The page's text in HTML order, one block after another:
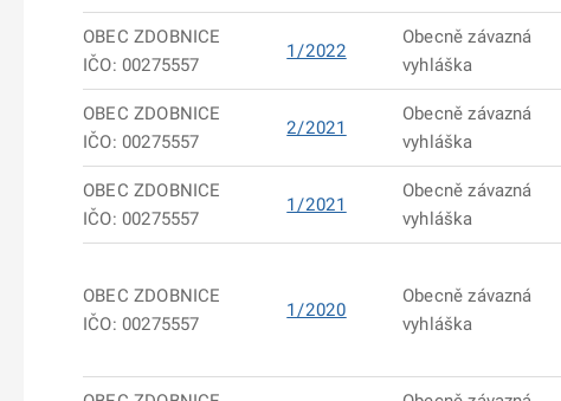
OBEC ZDOBNICE
IČO: 00275557
1/2022
Obecně závazná
vyhláška
OBEC ZDOBNICE
IČO: 00275557
2/2021
Obecně závazná
vyhláška
OBEC ZDOBNICE
IČO: 00275557
1/2021
Obecně závazná
vyhláška
OBEC ZDOBNICE
IČO: 00275557
1/2020
Obecně závazná
vyhláška